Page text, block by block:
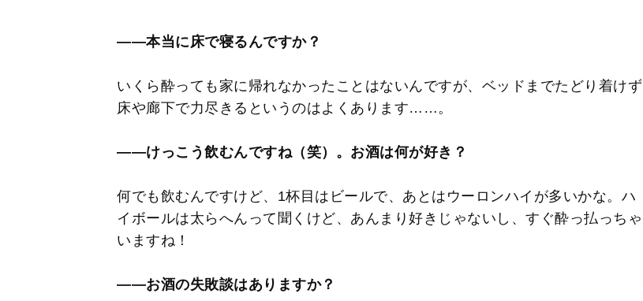
――本当に床で寝るんですか？
いくら酔っても家に帰れなかったことはないんですが、ベッドまでたどり着けず
床や廊下で力尽きるというのはよくあります……。
――けっこう飲むんですね（笑）。お酒は何が好き？
何でも飲むんですけど、1杯目はビールで、あとはウーロンハイが多いかな。ハ
イボールは太らへんって聞くけど、あんまり好きじゃないし、すぐ酔っ払っちゃ
いますね！
――お酒の失敗談はありますか？